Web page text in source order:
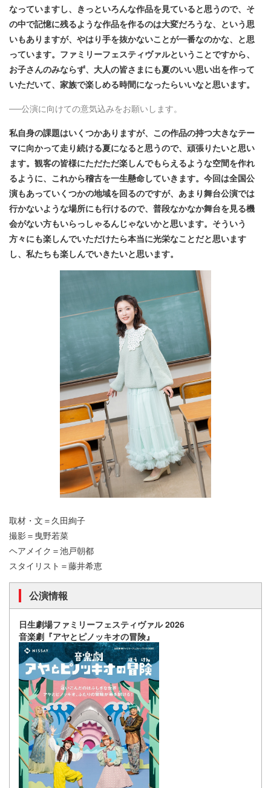
なっていますし、きっといろんな作品を見ていると思うので、そ
の中で記憶に残るような作品を作るのは大変だろうな、という思
いもありますが、やはり手を抜かないことが一番なのかな、と思
っています。ファミリーフェスティヴァルということですから、
お子さんのみならず、大人の皆さまにも夏のいい思い出を作って
いただいて、家族で楽しめる時間になったらいいなと思います。
──公演に向けての意気込みをお願いします。
私自身の課題はいくつかありますが、この作品の持つ大きなテー
マに向かって走り続ける夏になると思うので、頑張りたいと思い
ます。観客の皆様にただただ楽しんでもらえるような空間を作れ
るように、これから稽古を一生懸命していきます。今回は全国公
演もあっていくつかの地域を回るのですが、あまり舞台公演では
行かないような場所にも行けるので、普段なかなか舞台を見る機
会がない方もいらっしゃるんじゃないかと思います。そういう
方々にも楽しんでいただけたら本当に光栄なことだと思います
し、私たちも楽しんでいきたいと思います。
取材・文＝久田絢子
撮影＝曳野若菜
ヘアメイク＝池戸朝都
スタイリスト＝藤井希恵
公演情報
日生劇場ファミリーフェスティヴァル 2026
音楽劇『アヤとピノッキオの冒険』